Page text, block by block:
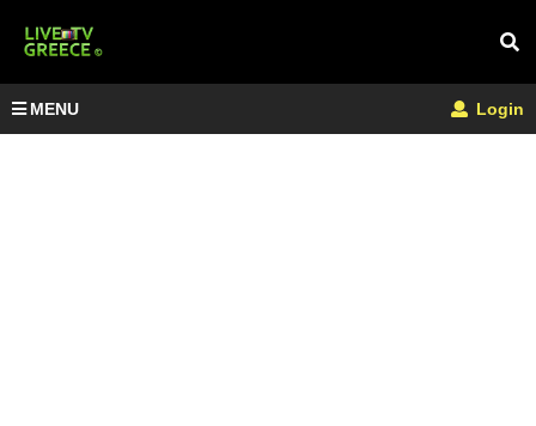
MENU Login